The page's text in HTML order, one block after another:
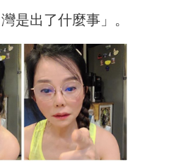
是出了什麼事」。